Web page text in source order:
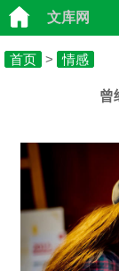
文库网
首页 > 情感
曾